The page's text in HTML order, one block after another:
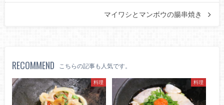
マイワシとマンボウの腸串焼き
RECOMMEND こちらの記事も人気です。
料理 料理